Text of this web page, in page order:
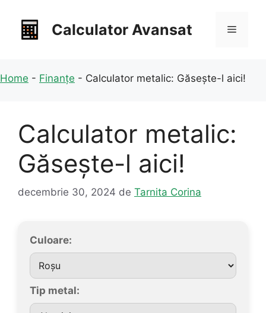
conținut
Calculator Avansat Meniu
Home - Finanțe - Calculator metalic: Găsește-l aici!
Calculator metalic:
Găsește-l aici!
decembrie 30, 2024 de Tarnita Corina
Culoare:
Tip metal: